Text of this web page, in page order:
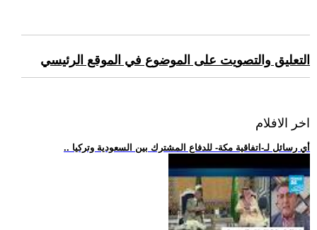
التعليق والتصويت على الموضوع في الموقع الرئيسي
اخر الافلام
.. أي رسائل لـ-اتفاقية مكة- للدفاع المشترك بين السعودية وتركيا